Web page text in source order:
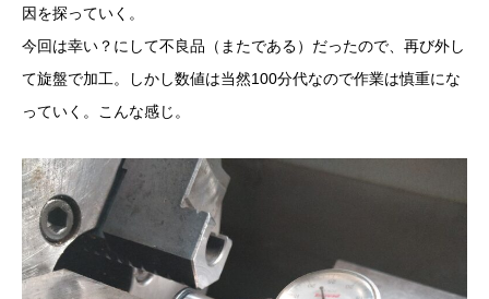
因を探っていく。
今回は幸い？にして不良品（またである）だったので、再び外し
て旋盤で加工。しかし数値は当然100分代なので作業は慎重にな
っていく。こんな感じ。